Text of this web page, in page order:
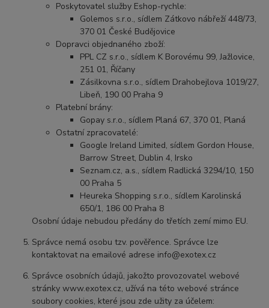
Poskytovatel služby Eshop-rychle:
Golemos s.r.o., sídlem Zátkovo nábřeží 448/73,
370 01 České Budějovice
Dopravci objednaného zboží:
PPL CZ s.r.o., sídlem K Borovému 99, Jažlovice,
251 01, Říčany
Zásilkovna s.r.o., sídlem Drahobejlova 1019/27,
Libeň, 190 00 Praha 9
Platební brány:
Gopay s.r.o., sídlem Planá 67, 370 01, Planá
Ostatní zpracovatelé:
Google Ireland Limited, sídlem Gordon House,
Barrow Street, Dublin 4, Irsko
Seznam.cz, a.s., sídlem Radlická 3294/10, 150
00 Praha 5
Heureka Shopping s.r.o., sídlem Karolinská
650/1, 186 00 Praha 8
Osobní údaje nebudou předány do třetích zemí mimo EU.
Správce nemá osobu tzv. pověřence. Správce lze
kontaktovat na emailové adrese info@exotex.cz
Správce osobních údajů, jakožto provozovatel webové
stránky www.exotex.cz, užívá na této webové stránce
soubory cookies, které jsou zde užity za účelem: